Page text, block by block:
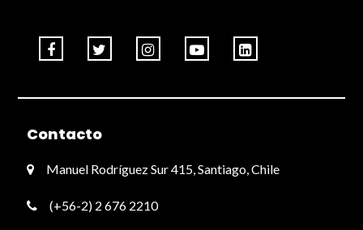
Contacto
Manuel Rodríguez Sur 415, Santiago, Chile
(+56-2) 2 676 2210